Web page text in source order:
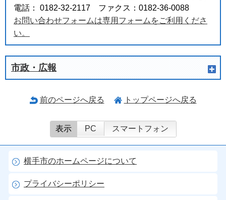
電話： 0182-32-2117 ファクス：0182-36-0088
お問い合わせフォームは専用フォームをご利用くださ
い。
市政・広報
前のページへ戻る トップページへ戻る
表示 PC スマートフォン
横手市のホームページについて
プライバシーポリシー